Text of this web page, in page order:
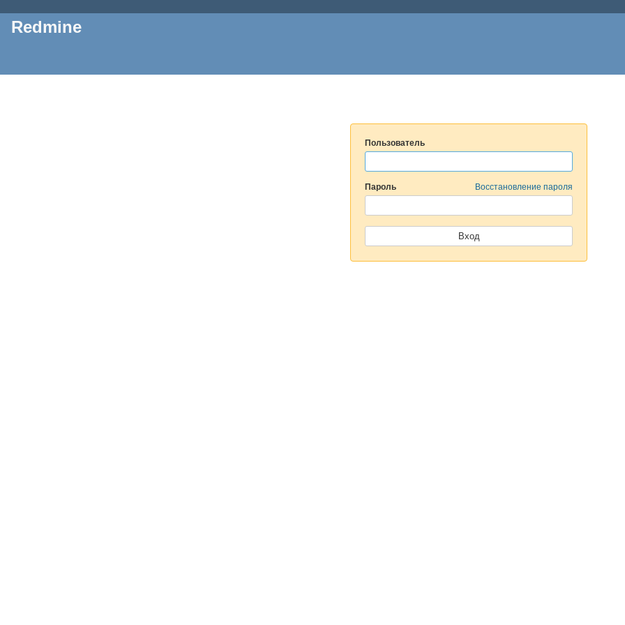
Redmine
Пользователь
Пароль Восстановление пароля